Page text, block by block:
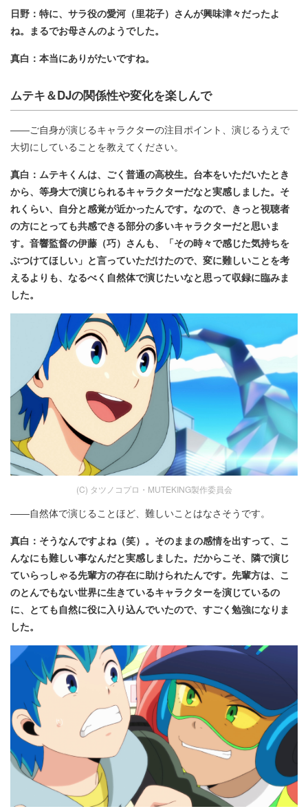
日野：特に、サラ役の愛河（里花子）さんが興味津々だったよ
ね。まるでお母さんのようでした。
真白：本当にありがたいですね。
ムテキ＆DJの関係性や変化を楽しんで
――ご自身が演じるキャラクターの注目ポイント、演じるうえで
大切にしていることを教えてください。
真白：ムテキくんは、ごく普通の高校生。台本をいただいたとき
から、等身大で演じられるキャラクターだなと実感しました。そ
れくらい、自分と感覚が近かったんです。なので、きっと視聴者
の方にとっても共感できる部分の多いキャラクターだと思いま
す。音響監督の伊藤（巧）さんも、「その時々で感じた気持ちを
ぶつけてほしい」と言っていただけたので、変に難しいことを考
えるよりも、なるべく自然体で演じたいなと思って収録に臨みま
した。
(C) タツノコプロ・MUTEKING製作委員会
――自然体で演じることほど、難しいことはなさそうです。
真白：そうなんですよね（笑）。そのままの感情を出すって、こ
んなにも難しい事なんだと実感しました。だからこそ、隣で演じ
ていらっしゃる先輩方の存在に助けられたんです。先輩方は、こ
のとんでもない世界に生きているキャラクターを演じているの
に、とても自然に役に入り込んでいたので、すごく勉強になりま
した。